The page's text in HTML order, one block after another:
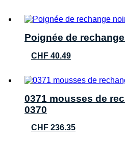
Poignée de
CHF 40.49
0371 mousses de
0370
CHF 236.35